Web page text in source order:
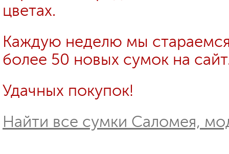
цветах.
Каждую неделю мы
более 50 новых сумок на
Удачных покупок!
Найти все сумки Саломея,